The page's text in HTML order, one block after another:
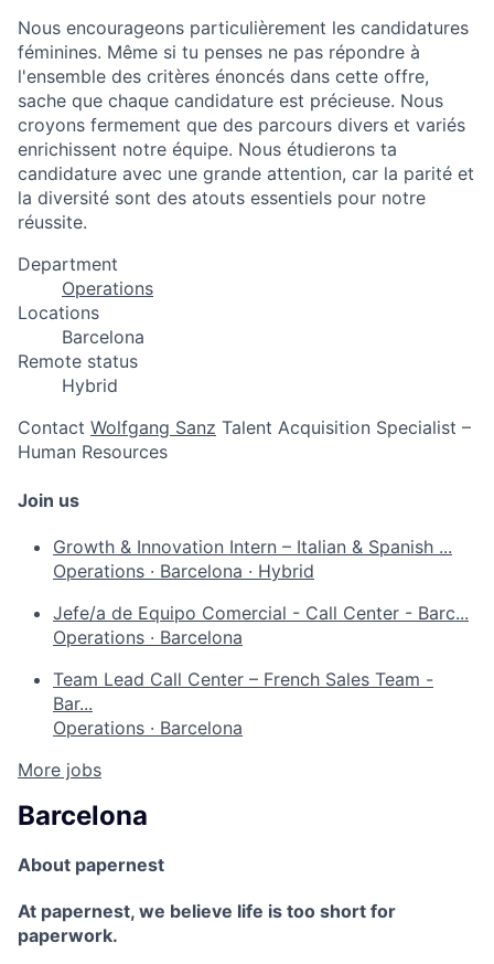
Nous encourageons particulièrement les candidatures
féminines. Même si tu penses ne pas répondre à
l'ensemble des critères énoncés dans cette offre,
sache que chaque candidature est précieuse. Nous
croyons fermement que des parcours divers et variés
enrichissent notre équipe. Nous étudierons ta
candidature avec une grande attention, car la parité et
la diversité sont des atouts essentiels pour notre
réussite.
Department
Operations
Locations
Barcelona
Remote status
Hybrid
Contact Wolfgang Sanz Talent Acquisition Specialist –
Human Resources
Join us
Growth & Innovation Intern – Italian & Spanish ...
Operations · Barcelona · Hybrid
Jefe/a de Equipo Comercial - Call Center - Barc...
Operations · Barcelona
Team Lead Call Center – French Sales Team -
Bar...
Operations · Barcelona
More jobs
Barcelona
About papernest
At papernest, we believe life is too short for
paperwork.